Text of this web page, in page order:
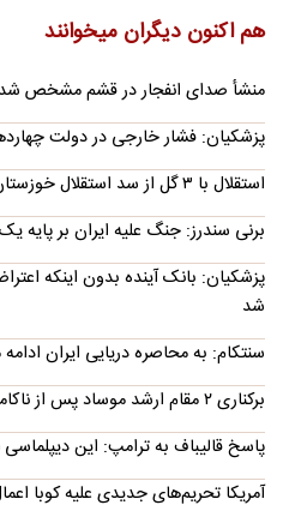
هم اکنون دیگران میخوانند
منشأ صدای انفجار در قشم مشخص شد
پزشکیان: فشار خارجی در دولت
استقلال با ۳ گل از سد استقلال خوزستان گذشت
برنی سندرز: جنگ علیه ایران بر پایه
پزشکیان: بانک آینده بدون اینکه
شد
سنتکام: به محاصره دریایی ایران
برکناری ۲ مقام ارشد موساد پس از ناکامی در خصوص موضوع ایران
پاسخ قالیباف به ترامپ: این
آمریکا تحریم‌های جدیدی علیه کوبا